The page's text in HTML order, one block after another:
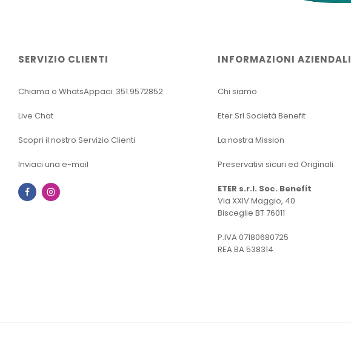
SERVIZIO CLIENTI
Chiama o WhatsAppaci: 351.9572852
Live Chat
Scopri il nostro Servizio Clienti
Inviaci una e-mail
Facebook
INFORMAZIONI AZIENDALI
Chi siamo
Eter Srl Società Benefit
La nostra Mission
Preservativi sicuri ed Originali
ETER s.r.l. Soc. Benefit
Via XXIV Maggio, 40
Bisceglie BT 76011
P.IVA 07180680725
REA BA 538314